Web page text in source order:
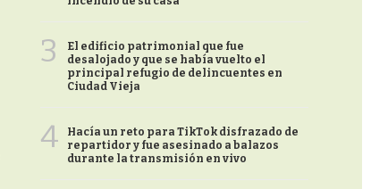
3
El edificio patrimonial que fue
desalojado y que se había vuelto el
principal refugio de delincuentes en
Ciudad Vieja
4
Hacía un reto para TikTok disfrazado de
repartidor y fue asesinado a balazos
durante la transmisión en vivo